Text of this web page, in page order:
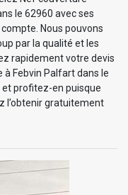
le 62960 avec ses
Nous pouvons
par la qualité et les
rapidement votre devis
Febvin Palfart dans le
profitez-en puisque
l’obtenir gratuitement